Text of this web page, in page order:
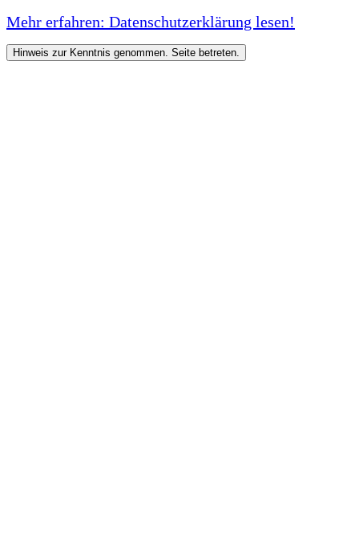
Mehr erfahren: Datenschutzerklärung lesen!
Hinweis zur Kenntnis genommen. Seite betreten.